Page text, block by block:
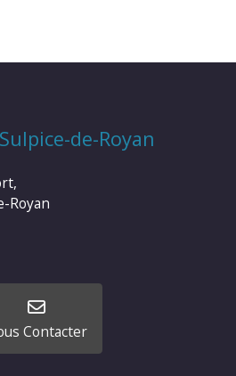
de-Royan
Royan
Contacter